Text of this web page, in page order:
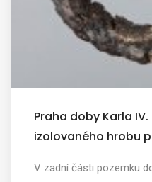
Praha doby Karla
izolovaného hrobu
V zadní části pozemku